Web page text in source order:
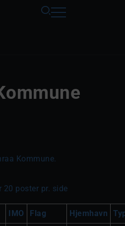
Kommune.
poster pr. side
IMO Flag Hjemhavn